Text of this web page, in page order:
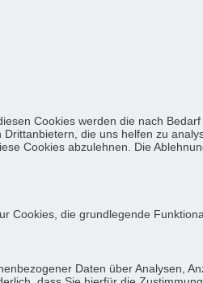
Cookies werden die nach
die uns helfen zu
Cookies abzulehnen. Die
Cookies, die grundlegende
Daten über Analysen,